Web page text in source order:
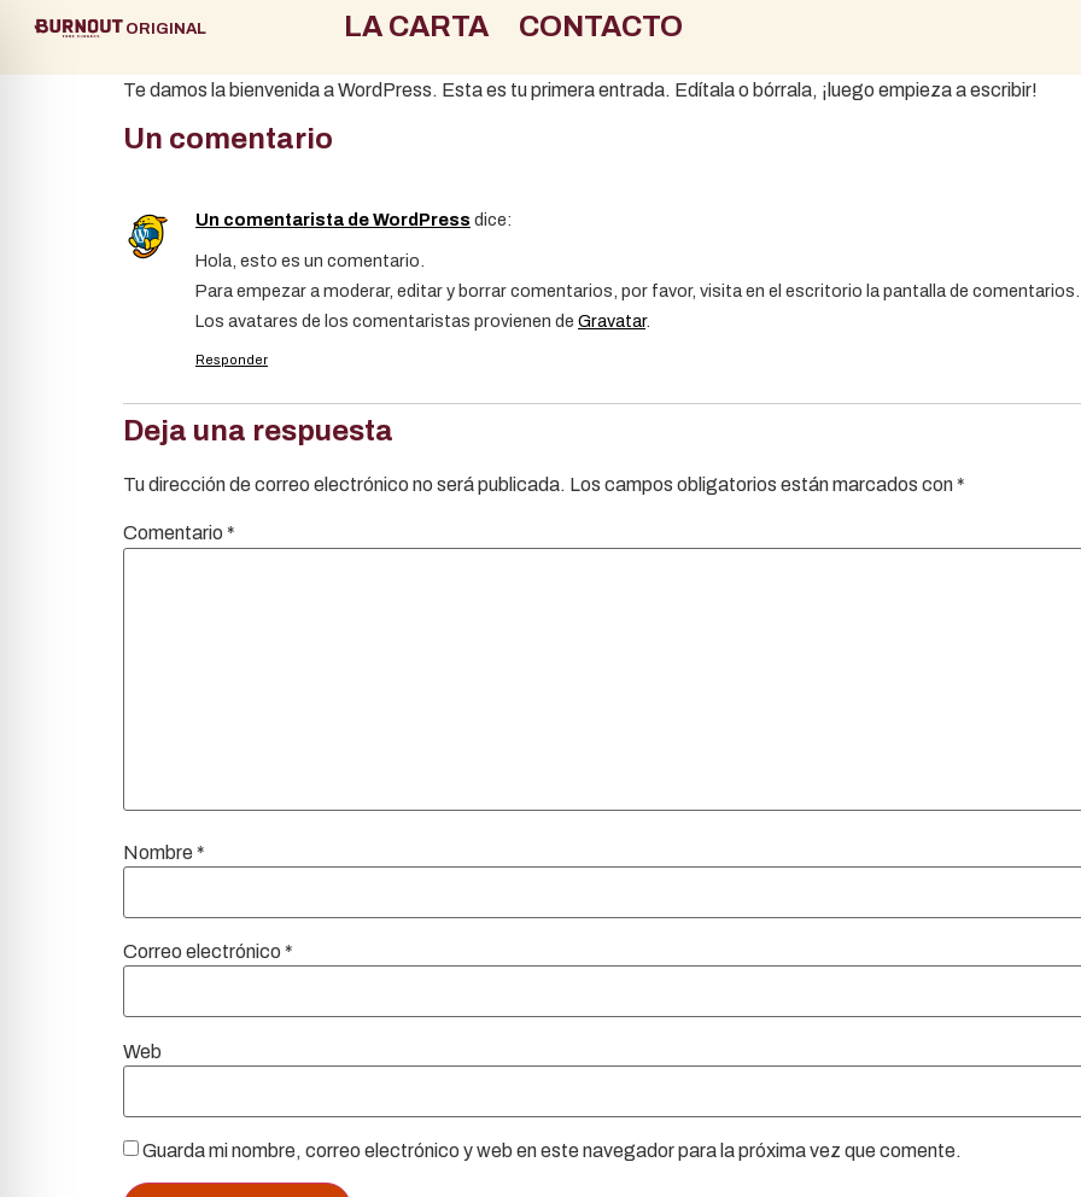
ORIGINAL LA CARTA CONTACTO
Te damos la bienvenida a WordPress. Esta es tu primera entrada. Edítala o bórrala, ¡luego empieza a escribir!
Un comentario
Un comentarista de WordPress dice:
Hola, esto es un comentario.
Para empezar a moderar, editar y borrar comentarios, por favor, visita en el escritorio la pantalla de comentarios.
Los avatares de los comentaristas provienen de Gravatar.
Responder
Deja una respuesta
Tu dirección de correo electrónico no será publicada. Los campos obligatorios están marcados con *
Comentario *
Nombre *
Correo electrónico *
Web
Guarda mi nombre, correo electrónico y web en este navegador para la próxima vez que comente.